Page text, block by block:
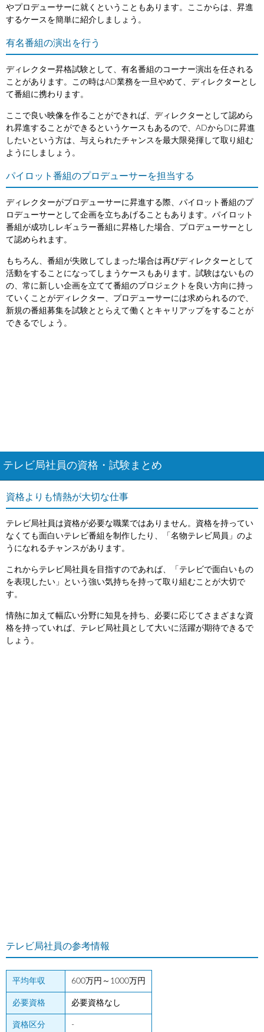
やプロデューサーに就くということもあります。ここからは、昇進
するケースを簡単に紹介しましょう。
有名番組の演出を行う
ディレクター昇格試験として、有名番組のコーナー演出を任される
ことがあります。この時はAD業務を一旦やめて、ディレクターとし
て番組に携わります。
ここで良い映像を作ることができれば、ディレクターとして認めら
れ昇進することができるというケースもあるので、ADからDに昇進
したいという方は、与えられたチャンスを最大限発揮して取り組む
ようにしましょう。
パイロット番組のプロデューサーを担当する
ディレクターがプロデューサーに昇進する際、パイロット番組のプ
ロデューサーとして企画を立ちあげることもあります。パイロット
番組が成功しレギュラー番組に昇格した場合、プロデューサーとし
て認められます。
もちろん、番組が失敗してしまった場合は再びディレクターとして
活動をすることになってしまうケースもあります。試験はないもの
の、常に新しい企画を立てて番組のプロジェクトを良い方向に持っ
ていくことがディレクター、プロデューサーには求められるので、
新規の番組募集を試験ととらえて働くとキャリアップをすることが
できるでしょう。
テレビ局社員の資格・試験まとめ
資格よりも情熱が大切な仕事
テレビ局社員は資格が必要な職業ではありません。資格を持ってい
なくても面白いテレビ番組を制作したり、「名物テレビ局員」のよ
うになれるチャンスがあります。
これからテレビ局社員を目指すのであれば、「テレビで面白いもの
を表現したい」という強い気持ちを持って取り組むことが大切で
す。
情熱に加えて幅広い分野に知見を持ち、必要に応じてさまざまな資
格を持っていれば、テレビ局社員として大いに活躍が期待できるで
しょう。
テレビ局社員の参考情報
平均年収 600万円～1000万円
必要資格 必要資格なし
資格区分 -